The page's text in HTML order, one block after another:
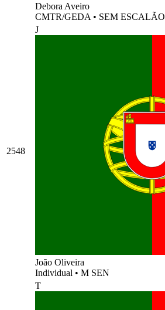
Debora Aveiro
CMTR/GEDA • SEM ESCALÃO
2548
J
João Oliveira
Individual • M SEN
T